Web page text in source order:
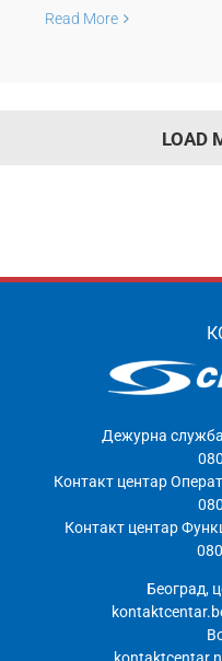
Read More
LOAD
Дежурна служба
Контакт центар
Контакт центар
Београд,